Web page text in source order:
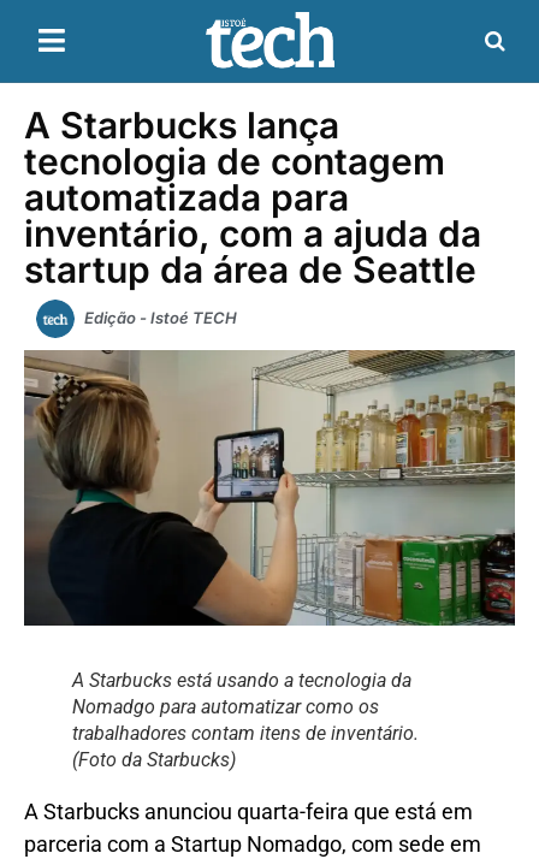
A Starbucks lança
tecnologia de contagem
automatizada para
inventário, com a ajuda da
startup da área de Seattle
Edição - Istoé TECH
A Starbucks está usando a tecnologia da
Nomadgo para automatizar como os
trabalhadores contam itens de inventário.
(Foto da Starbucks)
A Starbucks anunciou quarta-feira que está em
parceria com a Startup Nomadgo, com sede em